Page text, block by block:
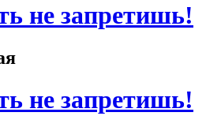
не запретишь!
не запретишь!